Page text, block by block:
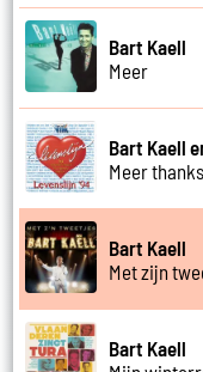
Bart Kaell
Meer
Bart Kaell
Meer thanks
Bart Kaell
Met zijn
Bart Kaell